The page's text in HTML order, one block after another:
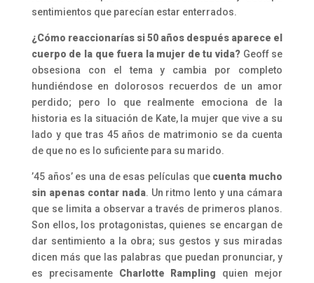
sentimientos que parecían estar enterrados.
¿Cómo reaccionarías si 50 años después aparece el
cuerpo de la que fuera la mujer de tu vida? Geoff se
obsesiona con el tema y cambia por completo
hundiéndose en dolorosos recuerdos de un amor
perdido; pero lo que realmente emociona de la
historia es la situación de Kate, la mujer que vive a su
lado y que tras 45 años de matrimonio se da cuenta
de que no es lo suficiente para su marido.
’45 años’ es una de esas películas que cuenta mucho
sin apenas contar nada. Un ritmo lento y una cámara
que se limita a observar a través de primeros planos.
Son ellos, los protagonistas, quienes se encargan de
dar sentimiento a la obra; sus gestos y sus miradas
dicen más que las palabras que puedan pronunciar, y
es precisamente Charlotte Rampling quien mejor